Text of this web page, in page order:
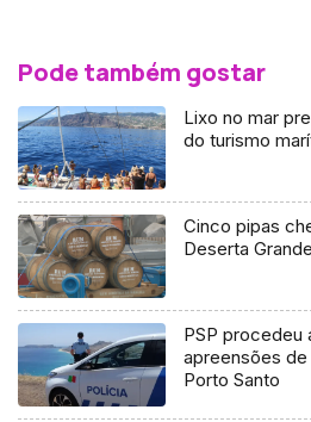
Pode também gostar
Lixo no mar
do turismo
Cinco pipas
Deserta
PSP procedeu
apreensões
Porto Santo